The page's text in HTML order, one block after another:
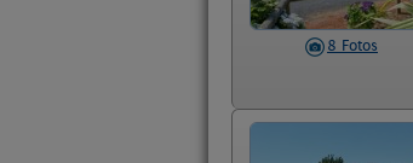
8 Fotos